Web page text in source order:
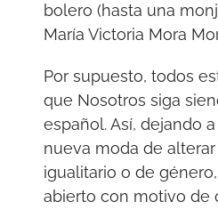
bolero (hasta una
María Victoria Mora
Por supuesto, todos
que Nosotros siga
español. Así, dejando
nueva moda de
igualitario o de
abierto con motivo de